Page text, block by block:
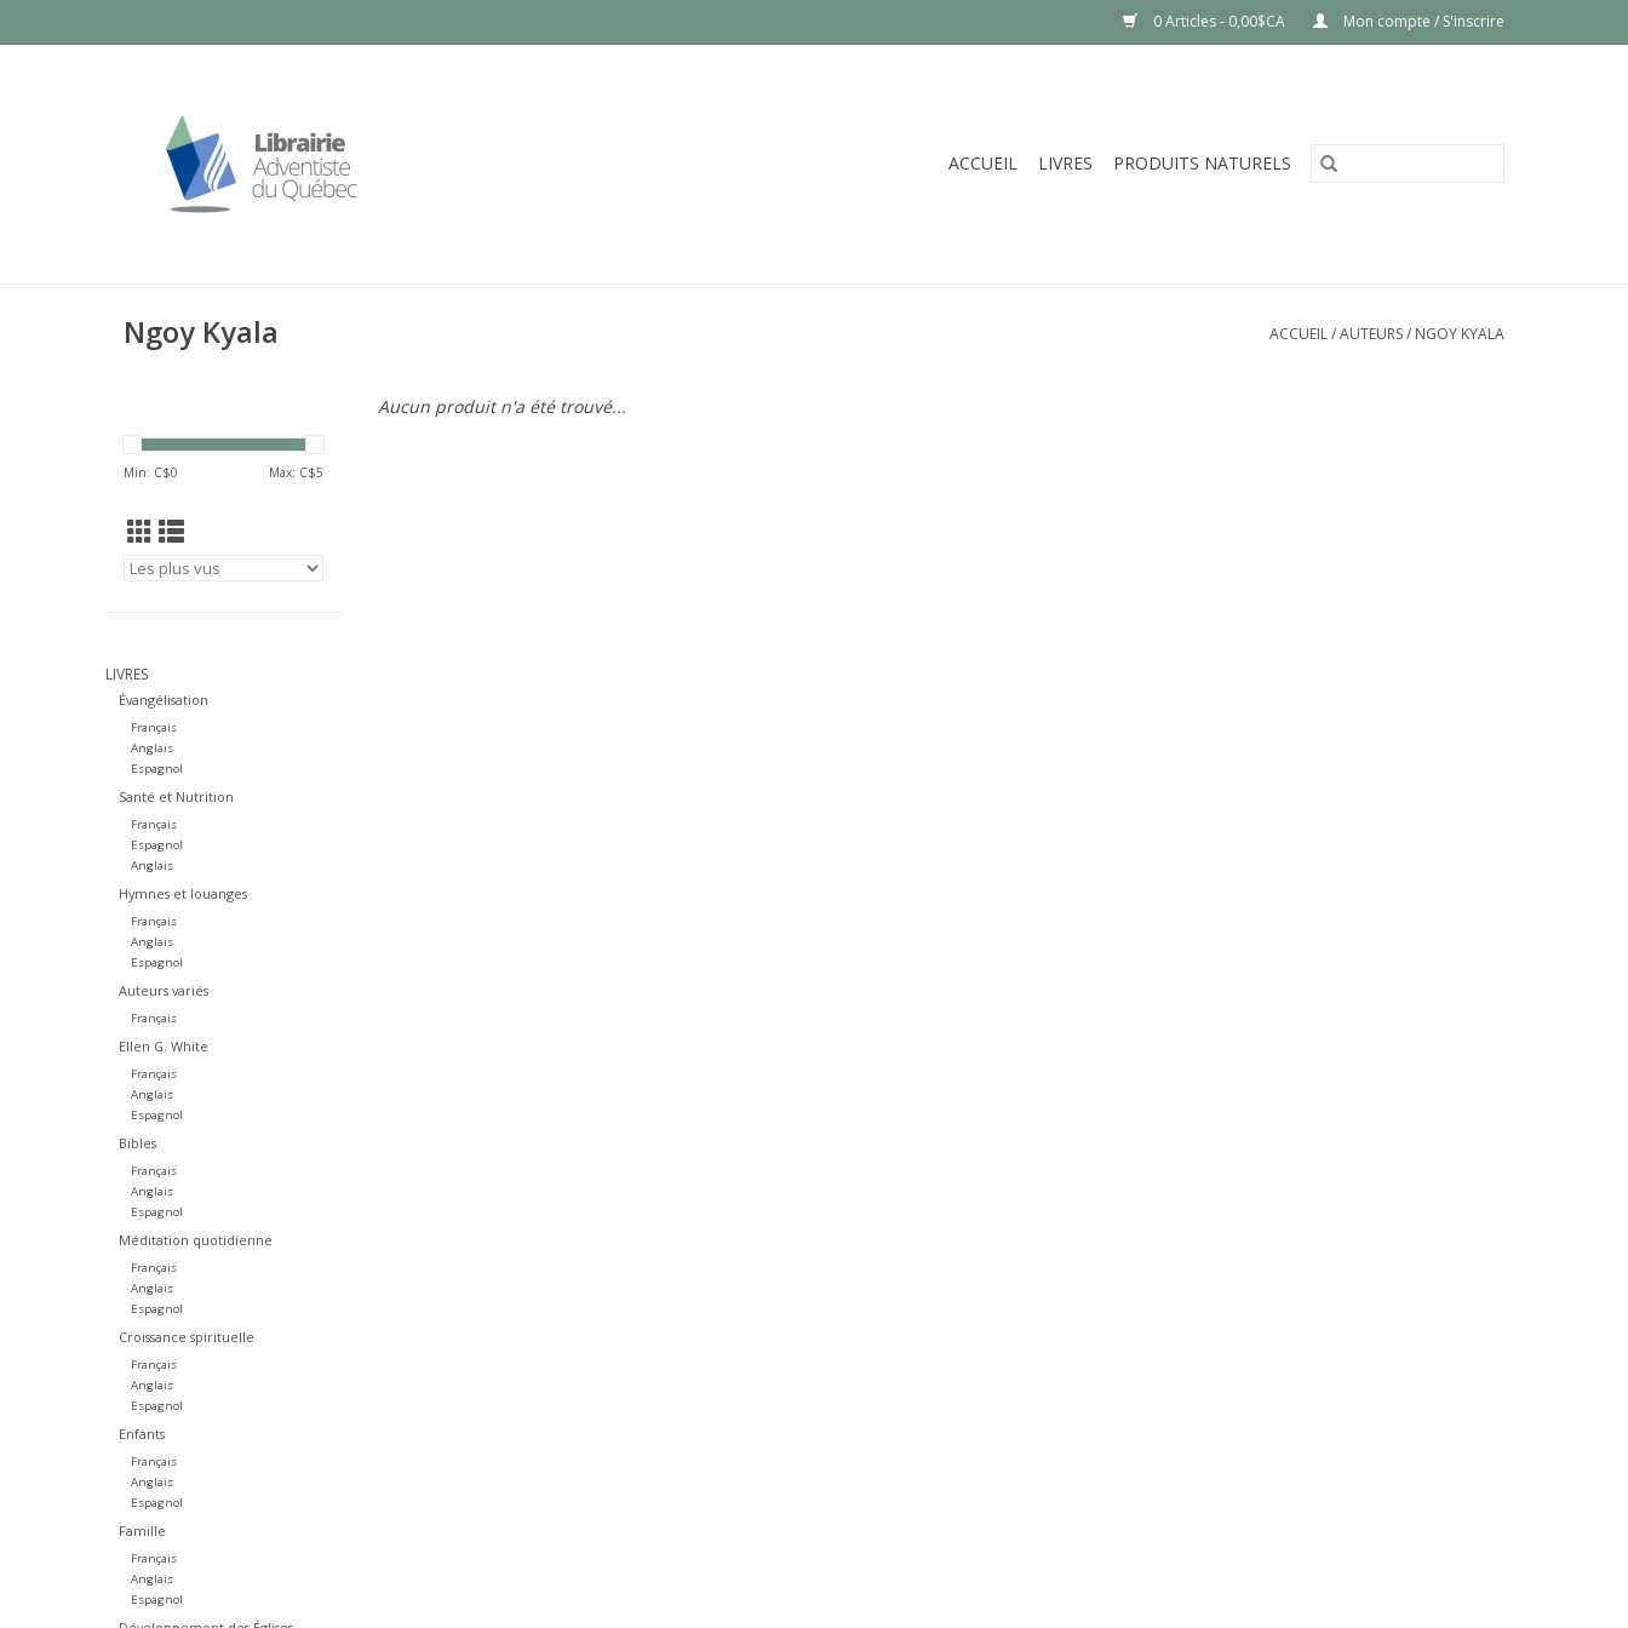
0 Articles - 0,00$CA Mon compte / S'inscrire
ACCUEIL LIVRES PRODUITS NATURELS
Ngoy Kyala ACCUEIL/AUTEURS/ NGOY KYALA
Min: C$0 Max: C$5
LIVRES
Évangélisation
Français
Anglais
Espagnol
Santé et Nutrition
Français
Espagnol
Anglais
Hymnes et louanges
Français
Anglais
Espagnol
Auteurs variés
Français
Ellen G. White
Français
Anglais
Espagnol
Bibles
Français
Anglais
Espagnol
Méditation quotidienne
Français
Anglais
Espagnol
Croissance spirituelle
Français
Anglais
Espagnol
Enfants
Français
Anglais
Espagnol
Famille
Français
Anglais
Espagnol
Aucun produit n'a été trouvé...